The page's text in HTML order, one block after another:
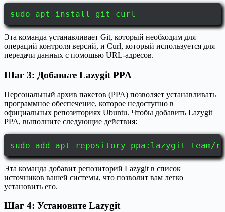
sudo apt install git curl
Эта команда устанавливает Git, который необходим для
операций контроля версий, и Curl, который используется для
передачи данных с помощью URL-адресов.
Шаг 3: Добавьте Lazygit PPA
Персональный архив пакетов (PPA) позволяет устанавливать
программное обеспечение, которое недоступно в
официальных репозиториях Ubuntu. Чтобы добавить Lazygit
PPA, выполните следующие действия:
sudo add-apt-repository ppa:lazygit-team/
Эта команда добавит репозиторий Lazygit в список
источников вашей системы, что позволит вам легко
установить его.
Шаг 4: Установите Lazygit